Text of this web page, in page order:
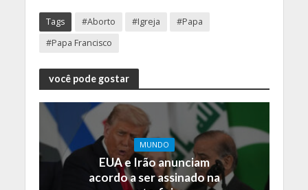
Tags #Aborto #Igreja
#Papa
#Papa Francisco
você pode gostar
MUNDO
EUA e Irão anunciam
acordo a ser assinado na